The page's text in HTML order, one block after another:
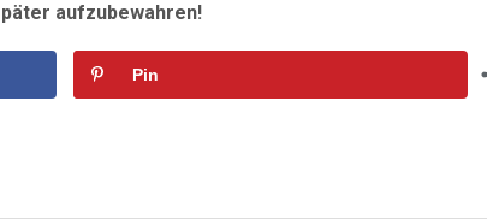
aufzubewahren!
Pin